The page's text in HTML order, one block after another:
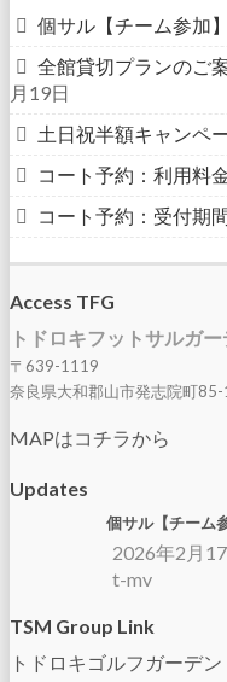
個サル【チーム参加
全館貸切プランのご
月19日
土日祝半額キャンペ
コート予約：利用料
コート予約：受付期
Access TFG
トドロキフットサルガー
〒639-1119
奈良県大和郡山市発志院町85-
MAPはコチラから
Updates
個サル【チーム
2026年2月
t-mv
TSM Group Link
トドロキゴルフガーデン